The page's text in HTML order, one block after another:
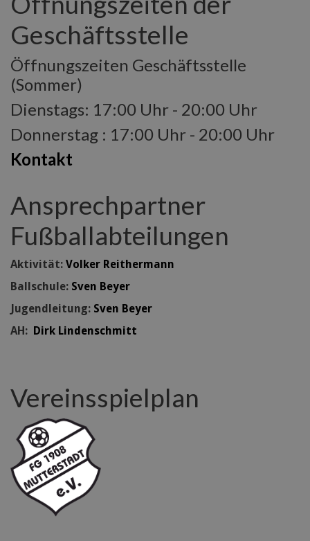
Geschäftsstelle
Öffnungszeiten Geschäftsstelle
(Sommer)
Dienstags: 17:00 Uhr - 20:00 Uhr
Donnerstag : 17:00 Uhr - 20:00 Uhr
Kontakt
Ansprechpartner
Fußballabteilungen
Aktivität: Volker Reithermann
Ballschule: Sven Beyer
Jugendleitung: Sven Beyer
AH: Dirk Lindenschmitt
Vereinsspielplan